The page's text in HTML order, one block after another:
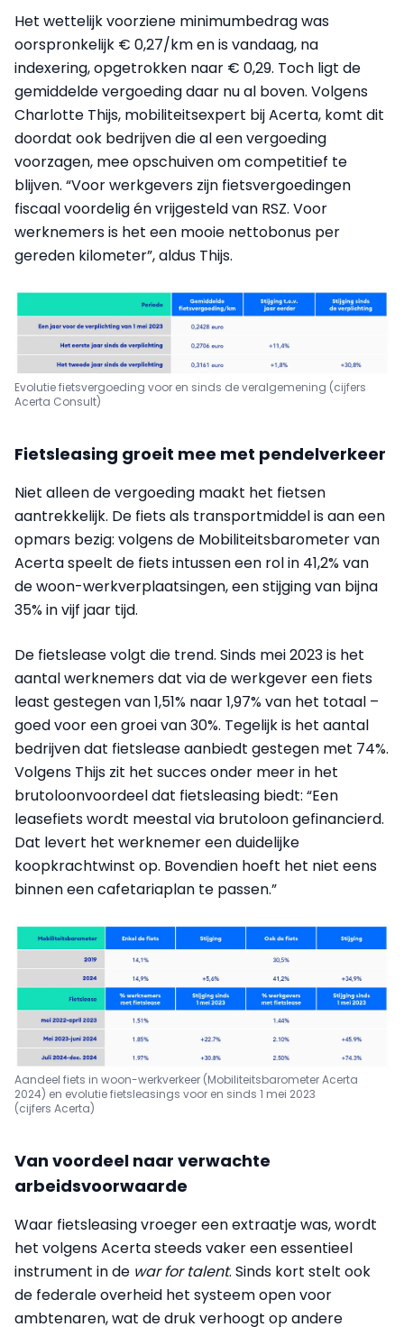
Het wettelijk voorziene minimumbedrag was
oorspronkelijk € 0,27/km en is vandaag, na
indexering, opgetrokken naar € 0,29. Toch ligt de
gemiddelde vergoeding daar nu al boven. Volgens
Charlotte Thijs, mobiliteitsexpert bij Acerta, komt dit
doordat ook bedrijven die al een vergoeding
voorzagen, mee opschuiven om competitief te
blijven. “Voor werkgevers zijn fietsvergoedingen
fiscaal voordelig én vrijgesteld van RSZ. Voor
werknemers is het een mooie nettobonus per
gereden kilometer”, aldus Thijs.
Evolutie fietsvergoeding voor en sinds de veralgemening (cijfers
Acerta Consult)
Fietsleasing groeit mee met pendelverkeer
Niet alleen de vergoeding maakt het fietsen
aantrekkelijk. De fiets als transportmiddel is aan een
opmars bezig: volgens de Mobiliteitsbarometer van
Acerta speelt de fiets intussen een rol in 41,2% van
de woon-werkverplaatsingen, een stijging van bijna
35% in vijf jaar tijd.
De fietslease volgt die trend. Sinds mei 2023 is het
aantal werknemers dat via de werkgever een fiets
least gestegen van 1,51% naar 1,97% van het totaal –
goed voor een groei van 30%. Tegelijk is het aantal
bedrijven dat fietslease aanbiedt gestegen met 74%.
Volgens Thijs zit het succes onder meer in het
brutoloonvoordeel dat fietsleasing biedt: “Een
leasefiets wordt meestal via brutoloon gefinancierd.
Dat levert het werknemer een duidelijke
koopkrachtwinst op. Bovendien hoeft het niet eens
binnen een cafetariaplan te passen.”
Aandeel fiets in woon-werkverkeer (Mobiliteitsbarometer Acerta
2024) en evolutie fietsleasings voor en sinds 1 mei 2023
(cijfers Acerta)
Van voordeel naar verwachte
arbeidsvoorwaarde
Waar fietsleasing vroeger een extraatje was, wordt
het volgens Acerta steeds vaker een essentieel
instrument in de war for talent. Sinds kort stelt ook
de federale overheid het systeem open voor
ambtenaren, wat de druk verhoogt op andere